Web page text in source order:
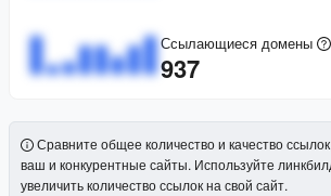
Ссылающиеся домены
937
Сравните общее количество и качество
ваш и конкурентные сайты. Используйте
увеличить количество ссылок на свой сайт.